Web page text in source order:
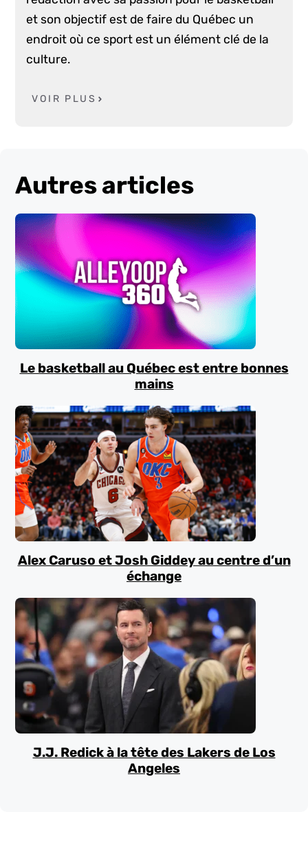
et son objectif est de faire du Québec un
endroit où ce sport est un élément clé de la
culture.
VOIR PLUS
Autres articles
Le basketball au Québec est entre bonnes
mains
Alex Caruso et Josh Giddey au centre d’un
échange
J.J. Redick à la tête des Lakers de Los
Angeles